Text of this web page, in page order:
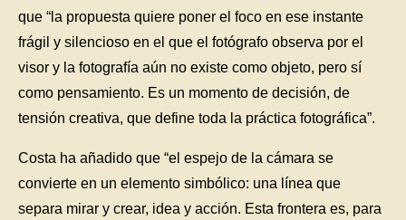
que “la propuesta quiere poner el foco en ese instante
frágil y silencioso en el que el fotógrafo observa por el
visor y la fotografía aún no existe como objeto, pero sí
como pensamiento. Es un momento de decisión, de
tensión creativa, que define toda la práctica fotográfica”.
Costa ha añadido que “el espejo de la cámara se
convierte en un elemento simbólico: una línea que
separa mirar y crear, idea y acción. Esta frontera es, para